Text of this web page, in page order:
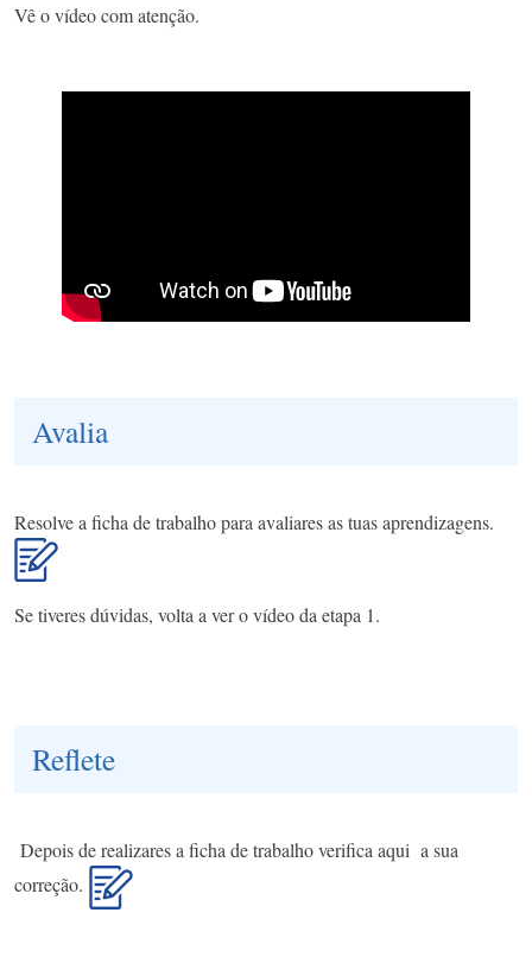
Vê o vídeo com atenção.
Avalia
Resolve a ficha de trabalho para avaliares as tuas aprendizagens.
Se tiveres dúvidas, volta a ver o vídeo da etapa 1.
Reflete
Depois de realizares a ficha de trabalho verifica aqui a sua
correção.